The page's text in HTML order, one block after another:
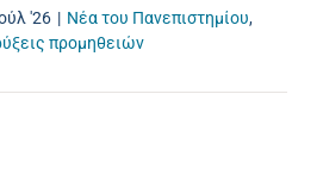
'26 | Νέα του Πανεπιστημίου,
προμηθειών